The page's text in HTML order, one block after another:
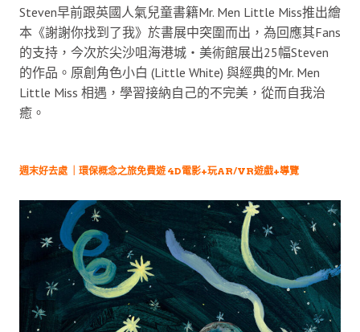
Steven早前跟英國人氣兒童書籍Mr. Men Little Miss推出繪
本《謝謝你找到了我》於書展中突圍而出，為回應其Fans
的支持，今次於尖沙咀海港城‧美術館展出25幅Steven
的作品。原創角色小白 (Little White) 與經典的Mr. Men
Little Miss 相遇，學習接納自己的不完美，從而自我治
癒。
週末好去處 ｜環保概念之旅免費遊 4D電影+玩AR/VR遊戲+導覽